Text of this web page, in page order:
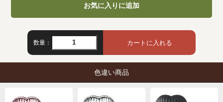
お気に入りに追加
数量：
色違い商品